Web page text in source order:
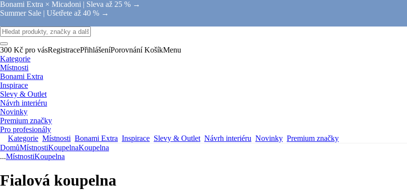
Bonami Extra × Micadoni | Sleva až 25 % →
Summer Sale | Ušetřete až 40 % →
300 Kč pro vásRegistracePřihlášeníPorovnání KošíkMenu
Kategorie
Místnosti
Bonami Extra
Inspirace
Slevy & Outlet
Návrh interiéru
Novinky
Premium značky
Pro profesionály
Kategorie Místnosti Bonami Extra Inspirace Slevy & Outlet Návrh interiéru Novinky Premium značky
DomůMístnostiKoupelnaKoupelna
...MístnostiKoupelna
Fialová koupelna